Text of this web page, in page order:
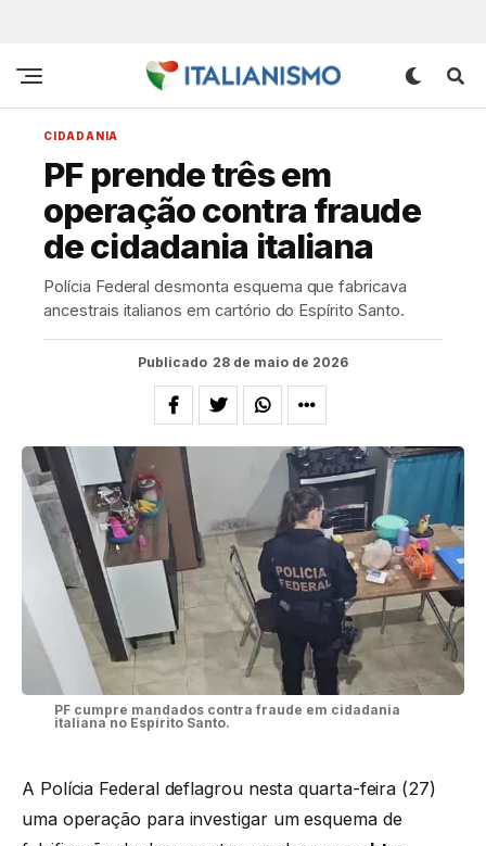
CIDADANIA
PF prende três em
operação contra fraude
de cidadania italiana
Polícia Federal desmonta esquema que fabricava
ancestrais italianos em cartório do Espírito Santo.
Publicado 28 de maio de 2026
PF cumpre mandados contra fraude em cidadania
italiana no Espírito Santo.
A Polícia Federal deflagrou nesta quarta-feira (27)
uma operação para investigar um esquema de